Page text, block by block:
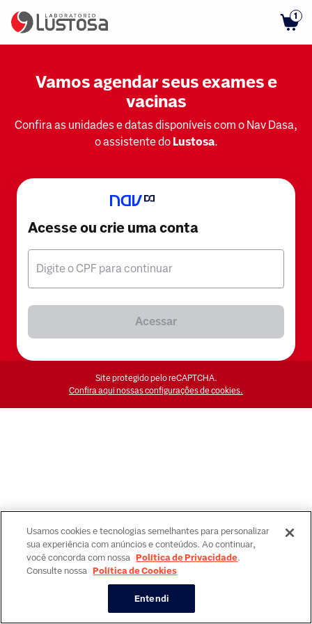
1
Vamos agendar seus exames e
vacinas
Confira as unidades e datas disponíveis com o Nav Dasa,
o assistente do Lustosa.
Acesse ou crie uma conta
Digite o CPF para continuar
Acessar
Site protegido pelo reCAPTCHA.
Confira aqui nossas configurações de cookies.
Usamos cookies e tecnologias semelhantes para personalizar
sua experiência com anúncios e conteúdos. Ao continuar,
você concorda com nossa Política de Privacidade.
Consulte nossa Política de Cookies
Entendi